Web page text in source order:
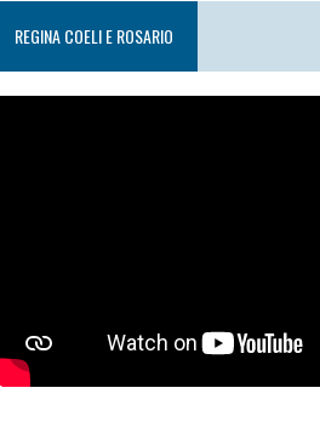
REGINA COELI E ROSARIO